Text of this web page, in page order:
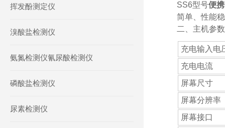
SS6型号便
简单、性能
二、主机参数
充电输入电
充电电流
屏幕尺寸
屏幕分辨率
屏幕接口
挥发酚测定仪
溴酸盐检测仪
氨氮检测仪氰尿酸检测仪
磷酸盐检测仪
尿素检测仪